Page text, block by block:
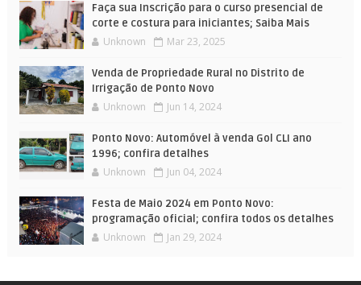
Faça sua Inscrição para o curso presencial de
corte e costura para iniciantes; Saiba Mais
Unknown Mar 23, 2025
Venda de Propriedade Rural no Distrito de
Irrigação de Ponto Novo
Unknown Jun 14, 2024
Ponto Novo: Automóvel à venda Gol CLI ano
1996; confira detalhes
Unknown Jun 04, 2024
Festa de Maio 2024 em Ponto Novo:
programação oficial; confira todos os detalhes
Unknown Jan 29, 2024